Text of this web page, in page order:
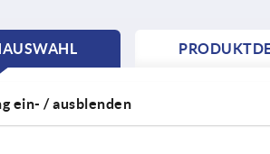
CURRENT
ein- / ausblenden